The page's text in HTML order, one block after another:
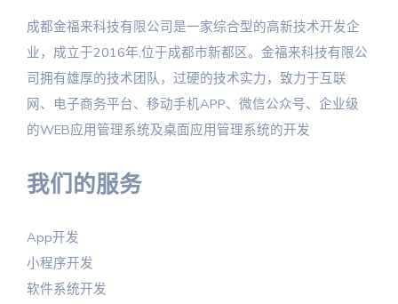
成都金福来科技有限公司是一家综合型的高新技术开发企
业，成立于2016年,位于成都市新都区。金福来科技有限公
司拥有雄厚的技术团队，过硬的技术实力，致力于互联
网、电子商务平台、移动手机APP、微信公众号、企业级
的WEB应用管理系统及桌面应用管理系统的开发
我们的服务
App开发
小程序开发
软件系统开发